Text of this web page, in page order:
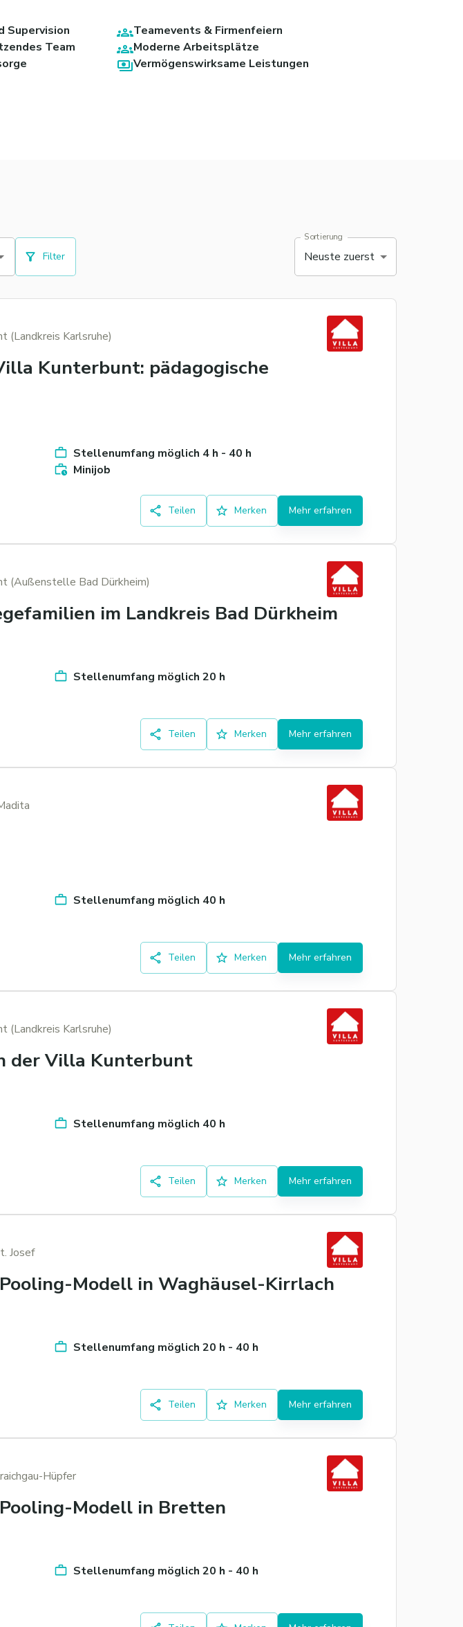
Supervision
Teamevents & Firmenfeiern
Team
Moderne Arbeitsplätze
Vermögenswirksame Leistungen
Filter
Sortierung
Neuste zuerst
(Landkreis Karlsruhe)
Kunterbunt: pädagogische
Stellenumfang möglich 4 h - 40 h
Minijob
Teilen Merken Mehr erfahren
(Außenstelle Bad Dürkheim)
im Landkreis Bad Dürkheim
Stellenumfang möglich 20 h
Teilen Merken Mehr erfahren
Stellenumfang möglich 40 h
Teilen Merken Mehr erfahren
(Landkreis Karlsruhe)
der Villa Kunterbunt
Stellenumfang möglich 40 h
Teilen Merken Mehr erfahren
Josef
Modell in Waghäusel-Kirrlach
Stellenumfang möglich 20 h - 40 h
Teilen Merken Mehr erfahren
Hüpfer
Modell in Bretten
Stellenumfang möglich 20 h - 40 h